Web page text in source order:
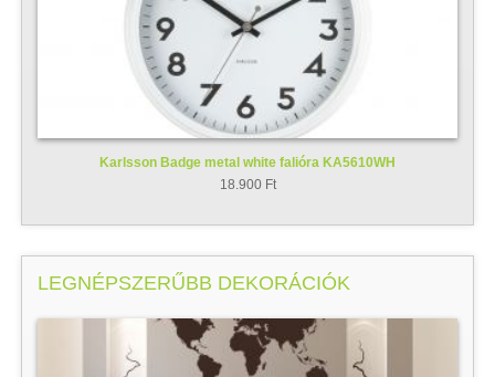
Karlsson Badge metal white falióra KA5610WH
18.900 Ft
LEGNÉPSZERŰBB DEKORÁCIÓK